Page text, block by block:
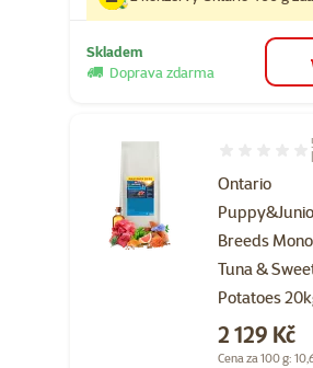
Skladem
Doprava zdarma
Ontario
Breeds
Tuna &
Potatoes
Hodnocení
Cena
2 129 Kč
Cena za 100 g: